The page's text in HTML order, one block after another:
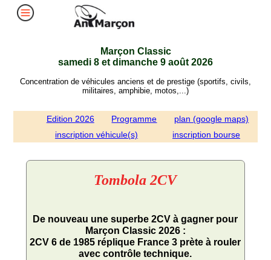
Marçon Classic
samedi 8 et dimanche 9 août 2026
Concentration de véhicules anciens et de prestige (sportifs, civils,
militaires, amphibie, motos,...)
Edition 2026 Programme
plan (google maps)
inscription véhicule(s)
inscription bourse
Tombola 2CV
De nouveau une superbe 2CV à gagner pour
Marçon Classic 2026 :
2CV 6 de 1985 réplique France 3 prète à rouler
avec contrôle technique.